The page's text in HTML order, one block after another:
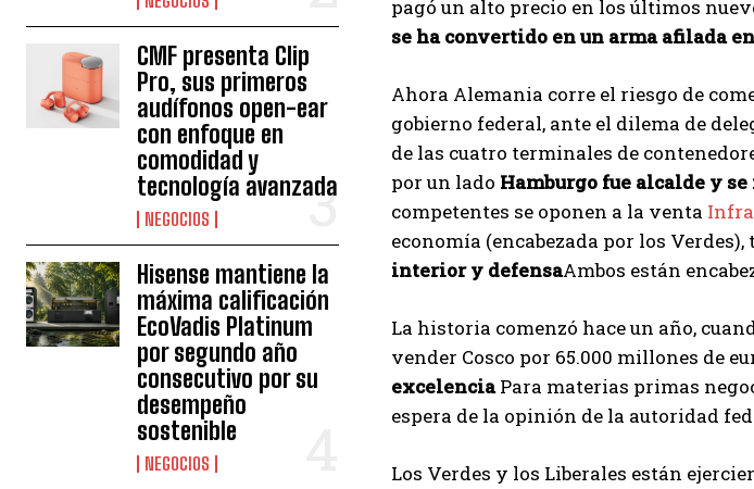
CMF presenta Clip
Pro, sus primeros
audífonos open-ear
con enfoque en
comodidad y
tecnología avanzada
NEGOCIOS
Hisense mantiene la
máxima calificación
EcoVadis Platinum
por segundo año
consecutivo por su
desempeño
sostenible
NEGOCIOS
pagó un alto precio en los últimos
se ha convertido en un arma afilada
Ahora Alemania corre el riesgo de
gobierno federal, ante el dilema de
de las cuatro terminales de
por un lado Hamburgo fue alcalde y
competentes se oponen a la venta
economía (encabezada por los
interior y defensaAmbos están
La historia comenzó hace un año,
vender Cosco por 65.000 millones de
excelenciaPara materias primas
espera de la opinión de la autoridad
Los Verdes y los Liberales están